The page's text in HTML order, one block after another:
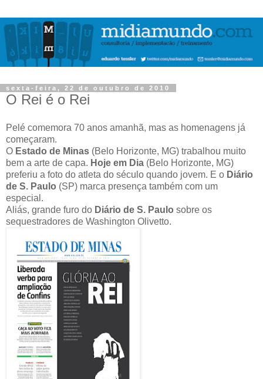
sexta-feira, 22 de outubro de 2010
O Rei é o Rei
Pelé comemora 70 anos amanhã, mas as homenagens já
começaram.
O Estado de Minas (Belo Horizonte, MG) trabalhou muito
bem a arte de capa. Hoje em Dia (Belo Horizonte, MG)
preferiu a foto do atleta do século quando jovem. E o Diário
de S. Paulo (SP) marca presença também com um
especial.
Aliás, grande furo do Diário de S. Paulo sobre os
sequestradores de Washington Olivetto.